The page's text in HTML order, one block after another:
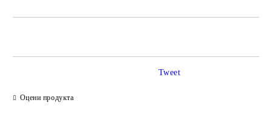
Оцени продукта
Tweet